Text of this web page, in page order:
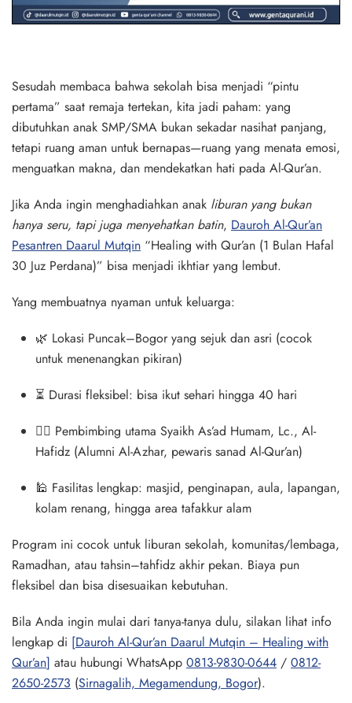
Sesudah membaca bahwa sekolah bisa menjadi “pintu
pertama” saat remaja tertekan, kita jadi paham: yang
dibutuhkan anak SMP/SMA bukan sekadar nasihat panjang,
tetapi ruang aman untuk bernapas—ruang yang menata emosi,
menguatkan makna, dan mendekatkan hati pada Al-Qur’an.
Jika Anda ingin menghadiahkan anak liburan yang bukan
hanya seru, tapi juga menyehatkan batin, Dauroh Al-Qur’an
Pesantren Daarul Mutqin “Healing with Qur’an (1 Bulan Hafal
30 Juz Perdana)” bisa menjadi ikhtiar yang lembut.
Yang membuatnya nyaman untuk keluarga:
🌿 Lokasi Puncak–Bogoryang sejuk dan asri (cocok
untuk menenangkan pikiran)
⏳ Durasi fleksibel: bisa ikut sehari hingga 40 hari
👳‍♂️ Pembimbing utama Syaikh As’ad Humam, Lc., Al-
Hafidz (Alumni Al-Azhar, pewaris sanad Al-Qur’an)
🕌 Fasilitas lengkap: masjid, penginapan, aula, lapangan,
kolam renang, hingga area tafakkur alam
Program ini cocok untuk liburan sekolah, komunitas/lembaga,
Ramadhan, atau tahsin–tahfidz akhir pekan. Biaya pun
fleksibel dan bisa disesuaikan kebutuhan.
Bila Anda ingin mulai dari tanya-tanya dulu, silakan lihat info
lengkap di [Dauroh Al-Qur’an Daarul Mutqin – Healing with
Qur’an] atau hubungi WhatsApp 0813-9830-0644 / 0812-
2650-2573 (Sirnagalih, Megamendung, Bogor).